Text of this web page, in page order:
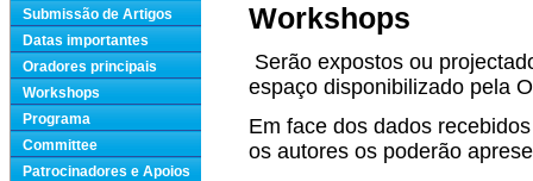
Submissão de Artigos
Datas importantes
Oradores principais
Workshops
Programa
Committee
Patrocinadores e Apoios
Workshops
Serão expostos ou
espaço disponibilizado pela
Em face dos dados
os autores os poderão